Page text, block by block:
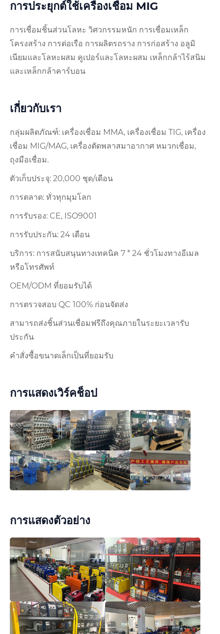
การประยุกต์ใช้เครื่องเชื่อม MIG
การเชื่อมชิ้นส่วนโลหะ วิศวกรรมหนัก การเชื่อมเหล็ก
โครงสร้าง การต่อเรือ การผลิตรถราง การก่อสร้าง อลูมิ
เนียมและโลหะผสม คูเปอร์และโลหะผสม เหล็กกล้าไร้สนิม
และเหล็กกล้าคาร์บอน
เกี่ยวกับเรา
กลุ่มผลิตภัณฑ์: เครื่องเชื่อม MMA, เครื่องเชื่อม TIG, เครื่อง
เชื่อม MIG/MAG, เครื่องตัดพลาสมาอากาศ หมวกเชื่อม,
ถุงมือเชื่อม.
ตัวเก็บประจุ: 20,000 ชุด/เดือน
การตลาด: ทั่วทุกมุมโลก
การรับรอง: CE, ISO9001
การรับประกัน: 24 เดือน
บริการ: การสนับสนุนทางเทคนิค 7 * 24 ชั่วโมงทางอีเมล
หรือโทรศัพท์
OEM/ODM ที่ยอมรับได้
การตรวจสอบ QC 100% ก่อนจัดส่ง
สามารถส่งชิ้นส่วนเชื่อมฟรีถึงคุณภายในระยะเวลารับ
ประกัน
คำสั่งซื้อขนาดเล็กเป็นที่ยอมรับ
การแสดงเวิร์คช็อป
การแสดงตัวอย่าง